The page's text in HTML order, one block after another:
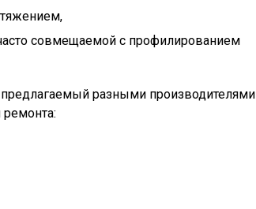
совмещаемой с профилированием
разными производителями
ремонта: